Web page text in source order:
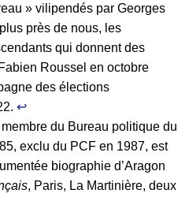
» vilipendés par Georges
près de nous, les
qui donnent des
Roussel en octobre
des élections
↩︎
du Bureau politique du
exclu du PCF en 1987, est
biographie d’Aragon
, Paris, La Martinière, deux